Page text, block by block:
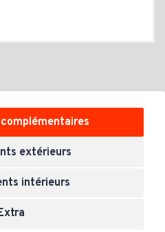
extérieurs
intérieurs